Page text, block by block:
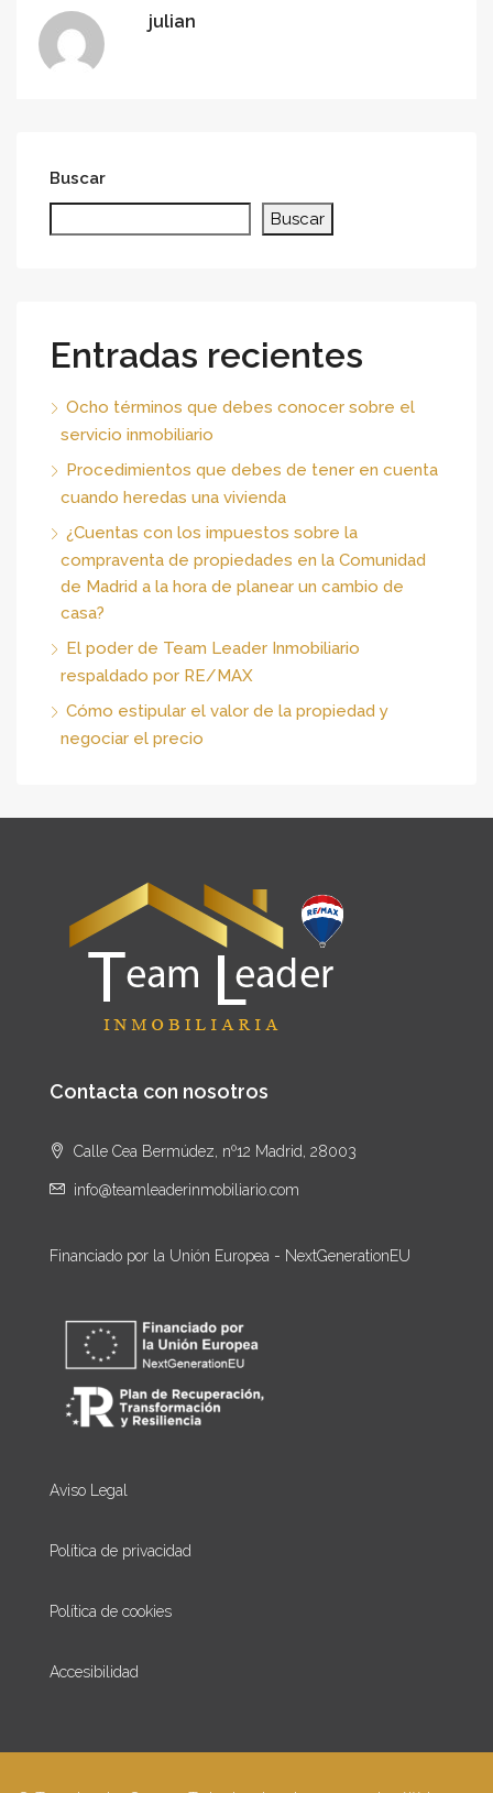
julian
Buscar
Buscar
Entradas recientes
Ocho términos que debes conocer sobre el
servicio inmobiliario
Procedimientos que debes de tener en cuenta
cuando heredas una vivienda
¿Cuentas con los impuestos sobre la
compraventa de propiedades en la Comunidad
de Madrid a la hora de planear un cambio de
casa?
El poder de Team Leader Inmobiliario
respaldado por RE/MAX
Cómo estipular el valor de la propiedad y
negociar el precio
Contacta con nosotros
Calle Cea Bermúdez, nº12 Madrid, 28003
info@teamleaderinmobiliario.com
Financiado por la Unión Europea - NextGenerationEU
Aviso Legal
Política de privacidad
Política de cookies
Accesibilidad